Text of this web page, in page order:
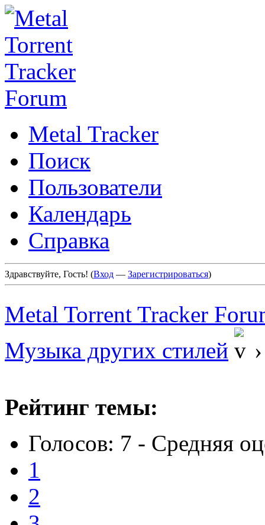
Metal Tracker
Поиск
Пользователи
Календарь
Справка
Здравствуйте, Гость! (Вход — Зарегистрироваться)
Metal Torrent Tracker
Музыка других стилей
Рейтинг темы:
Голосов: 7 - Средняя
1
2